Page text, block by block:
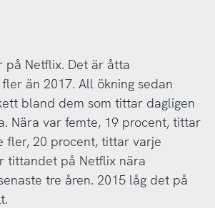
på Netflix. Det är åtta
än 2017. All ökning sedan
bland dem som tittar dagligen
Nära var femte, 19 procent, tittar
fler, 20 procent, tittar varje
tittandet på Netflix nära
tre åren. 2015 låg det på